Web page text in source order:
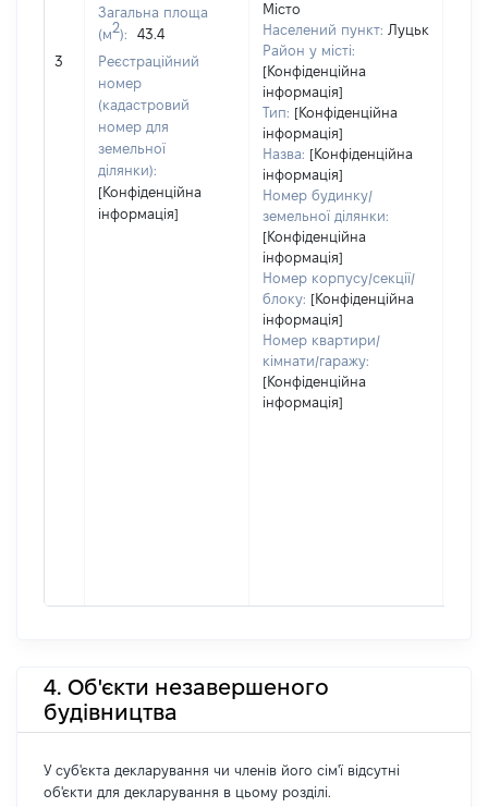
3
Загальна площа
(м2):
43.4
Реєстраційний
номер
(кадастровий
номер для
земельної
ділянки):
[Конфіденційна
інформація]
Місто
Населений пункт: Луцьк
Район у місті:
[Конфіденційна
інформація]
Тип: [Конфіденційна
інформація]
Назва: [Конфіденційна
інформація]
Номер будинку/
земельної ділянки:
[Конфіденційна
інформація]
Номер корпусу/секції/
блоку: [Конфіденційна
інформація]
Номер квартири/
кімнати/гаражу:
[Конфіденційна
інформація]
4. Об'єкти незавершеного
будівництва
У суб'єкта декларування чи членів його сім'ї відсутні
об'єкти для декларування в цьому розділі.